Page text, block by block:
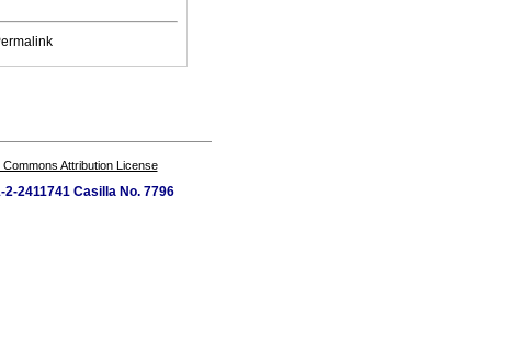
Attribution License
2411741 Casilla No. 7796